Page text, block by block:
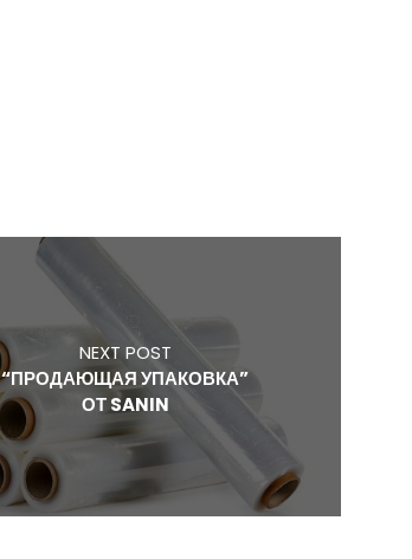
NEXT POST
“ПРОДАЮЩАЯ УПАКОВКА”
ОТ SANIN